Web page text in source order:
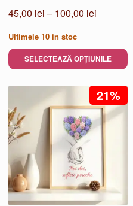
45,00 lei – 100,00 lei
45,00 lei
până
la
100,00 lei
Ultimele 10 in stoc
SELECTEAZĂ OPȚIUNILE
are
mai
multe
variații.
Opțiunile
pot
fi
21%